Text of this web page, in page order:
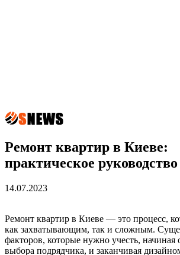
Ремонт квартир в Киеве:
практическое руководство
14.07.2023
Ремонт квартир в Киеве — это процесс,
как захватывающим, так и сложным.
факторов, которые нужно учесть, начиная
выбора подрядчика, и заканчивая